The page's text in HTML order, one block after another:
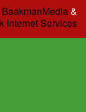
BaakmanMedia&
Internet Services